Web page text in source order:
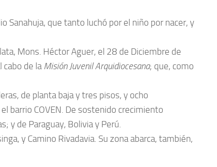
Sanahuja, que tanto luchó por el niño por nacer, y
Mons. Héctor Aguer, el 28 de Diciembre de
cabo de laMisión Juvenil Arquidiocesana; que, como
de planta baja y tres pisos, y ocho
barrio COVEN. De sostenido crecimiento
y de Paraguay, Bolivia y Perú.
y Camino Rivadavia. Su zona abarca, también,